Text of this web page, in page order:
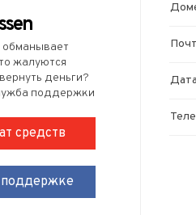
обманывает
жалуются
деньги?
поддержки
средств
поддержке